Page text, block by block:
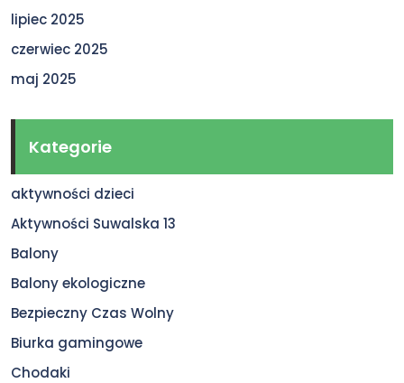
lipiec 2025
czerwiec 2025
maj 2025
Kategorie
aktywności dzieci
Aktywności Suwalska 13
Balony
Balony ekologiczne
Bezpieczny Czas Wolny
Biurka gamingowe
Chodaki